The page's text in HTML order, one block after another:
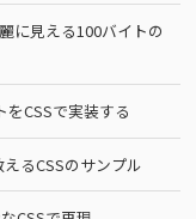
に見える100バイトの
CSSで実装する
るCSSのサンプル